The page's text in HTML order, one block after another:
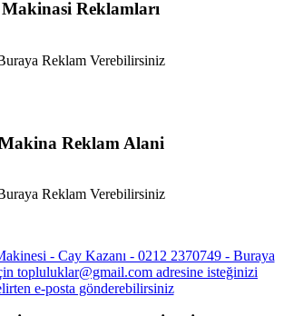
Makinasi Reklamları
Reklam Verebilirsiniz
Reklam Alani
Reklam Verebilirsiniz